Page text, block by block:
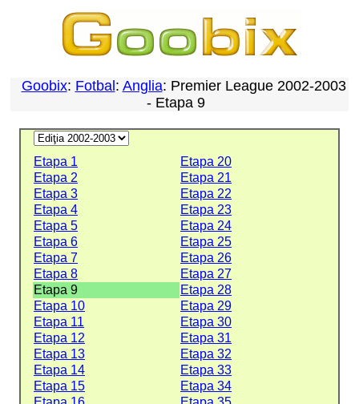
Goobix: Fotbal : Anglia: Premier League 2002-2003
- Etapa 9
Etapa 1
Etapa 20
Etapa 2
Etapa 21
Etapa 3
Etapa 22
Etapa 4
Etapa 23
Etapa 5
Etapa 24
Etapa 6
Etapa 25
Etapa 7
Etapa 26
Etapa 8
Etapa 27
Etapa 9
Etapa 28
Etapa 10
Etapa 29
Etapa 11
Etapa 30
Etapa 12
Etapa 31
Etapa 13
Etapa 32
Etapa 14
Etapa 33
Etapa 15
Etapa 34